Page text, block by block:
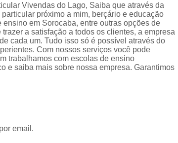
Vivendas do Lago, Saiba que através da
próximo a mim, berçário e educação
em Sorocaba, entre outras opções de
a satisfação a todos os clientes, a empresa
cada um. Tudo isso só é possível através do
Com nossos serviços você pode
trabalhamos com escolas de ensino
e saiba mais sobre nossa empresa. Garantimos
email.